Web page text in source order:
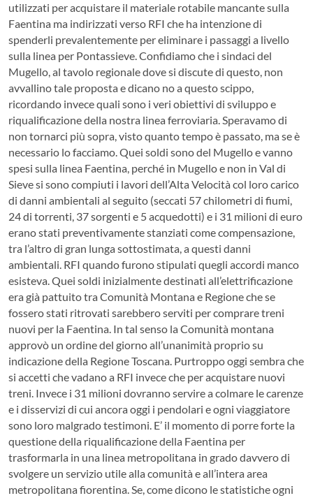
utilizzati per acquistare il materiale rotabile mancante sulla
Faentina ma indirizzati verso RFI che ha intenzione di
spenderli prevalentemente per eliminare i passaggi a livello
sulla linea per Pontassieve. Confidiamo che i sindaci del
Mugello, al tavolo regionale dove si discute di questo, non
avvallino tale proposta e dicano no a questo scippo,
ricordando invece quali sono i veri obiettivi di sviluppo e
riqualificazione della nostra linea ferroviaria. Speravamo di
non tornarci più sopra, visto quanto tempo è passato, ma se è
necessario lo facciamo. Quei soldi sono del Mugello e vanno
spesi sulla linea Faentina, perché in Mugello e non in Val di
Sieve si sono compiuti i lavori dell’Alta Velocità col loro carico
di danni ambientali al seguito (seccati 57 chilometri di fiumi,
24 di torrenti, 37 sorgenti e 5 acquedotti) e i 31 milioni di euro
erano stati preventivamente stanziati come compensazione,
tra l’altro di gran lunga sottostimata, a questi danni
ambientali. RFI quando furono stipulati quegli accordi manco
esisteva. Quei soldi inizialmente destinati all’elettrificazione
era già pattuito tra Comunità Montana e Regione che se
fossero stati ritrovati sarebbero serviti per comprare treni
nuovi per la Faentina. In tal senso la Comunità montana
approvò un ordine del giorno all’unanimità proprio su
indicazione della Regione Toscana. Purtroppo oggi sembra che
si accetti che vadano a RFI invece che per acquistare nuovi
treni. Invece i 31 milioni dovranno servire a colmare le carenze
e i disservizi di cui ancora oggi i pendolari e ogni viaggiatore
sono loro malgrado testimoni. E’ il momento di porre forte la
questione della riqualificazione della Faentina per
trasformarla in una linea metropolitana in grado davvero di
svolgere un servizio utile alla comunità e all’intera area
metropolitana fiorentina. Se, come dicono le statistiche ogni